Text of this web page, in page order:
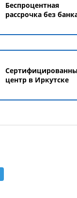
Беспроцентная
рассрочка без
центр в Иркутске